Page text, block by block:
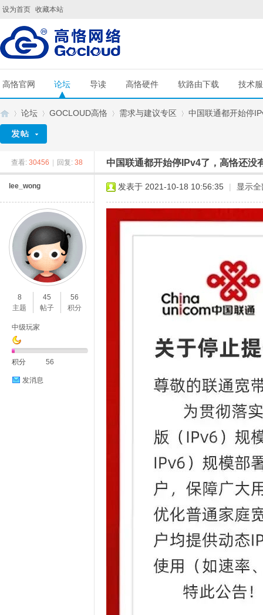
设为首页 收藏本站
高恪官网 论坛 导读 高恪硬件 软路由下载 技术
»
论坛
›
GOCLOUD高恪
›
需求与建议专区
›
中国联通都开始停
查看: 30456 回复: 38 中国联通都开始停IPv4了，高恪还没
lee_wong
8
主题
45
帖子
56
积分
中级玩家
积分 56
发消息
发表于 2021-10-18 10:56:35 | 显示